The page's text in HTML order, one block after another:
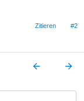
Zitieren #2